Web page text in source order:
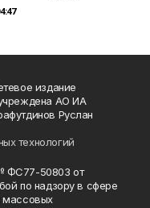
издание
АО ИА
Руслан
технологий
ФС77-50803 от
по надзору в сфере
массовых